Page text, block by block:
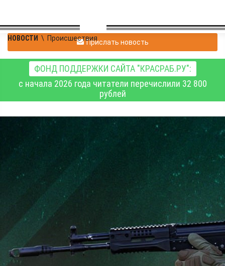
НОВОСТИ \ ПроисшествияПрислать новость
ФОНД ПОДДЕРЖКИ САЙТА "КРАСРАБ.РУ":
с начала 2026 года читатели перечислили 32 800
рублей
Сводка Минобороны РФ
о ходе специальной
военной операции на 31
мая 2026 года
Происшествия
31.05.2026 17:48